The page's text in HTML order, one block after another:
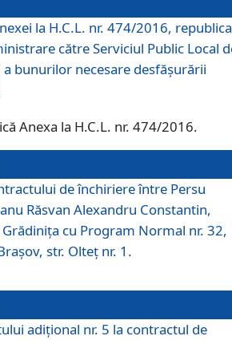
la H.C.L. nr. 474/2016,
către Serviciul Public Local
bunurilor necesare desfăşurării
Anexa la H.C.L. nr. 474/2016.
de închiriere între Persu
Răsvan Alexandru Constantin,
cu Program Normal nr. 32,
str. Olteț nr. 1.
adițional nr. 5 la contractul de